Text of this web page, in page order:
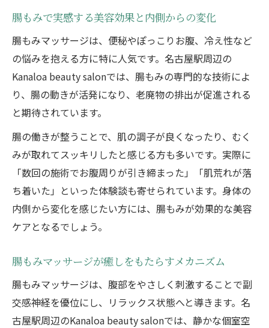
腸もみで実感する美容効果と内側からの変化
腸もみマッサージは、便秘やぽっこりお腹、冷え性など
の悩みを抱える方に特に人気です。名古屋駅周辺の
Kanaloa beauty salonでは、腸もみの専門的な技術によ
り、腸の動きが活発になり、老廃物の排出が促進される
と期待されています。
腸の働きが整うことで、肌の調子が良くなったり、むく
みが取れてスッキリしたと感じる方も多いです。実際に
「数回の施術でお腹周りが引き締まった」「肌荒れが落
ち着いた」といった体験談も寄せられています。身体の
内側から変化を感じたい方には、腸もみが効果的な美容
ケアとなるでしょう。
腸もみマッサージが癒しをもたらすメカニズム
腸もみマッサージは、腹部をやさしく刺激することで副
交感神経を優位にし、リラックス状態へと導きます。名
古屋駅周辺のKanaloa beauty salonでは、静かな個室空